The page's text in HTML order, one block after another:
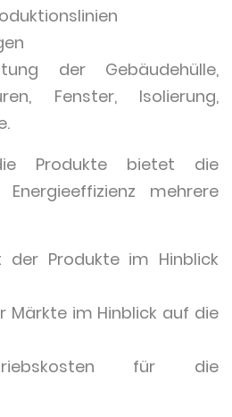
der Gebäudehülle,
Fenster, Isolierung,
Produkte bietet die
mehrere
der Produkte im Hinblick
Märkte im Hinblick auf die
für die